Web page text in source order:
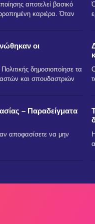
αποτελεί βασικό
καριέρα. Όταν
οι
δημοσιοποίησε τα
και σπουδαστριών
– Παραδείγματα
αποφασίσετε να μην